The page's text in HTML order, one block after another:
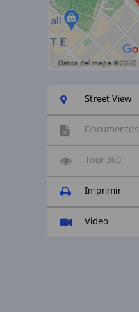
Street View
Documentos
Tour 360°
Imprimir
Video